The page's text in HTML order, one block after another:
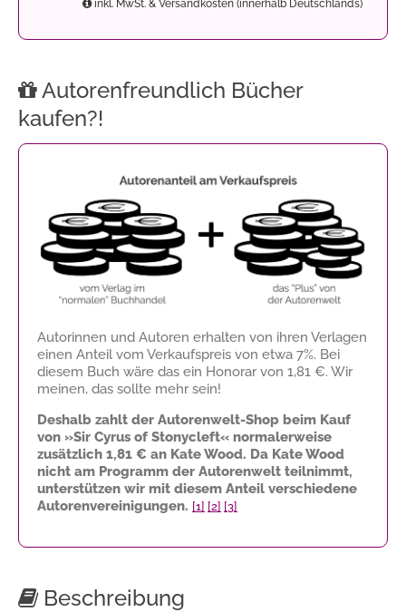
inkl. MwSt. & Versandkosten (innerhalb Deutschlands)
Autorenfreundlich Bücher
kaufen?!
Autorinnen und Autoren erhalten von ihren Verlagen
einen Anteil vom Verkaufspreis von etwa 7%. Bei
diesem Buch wäre das ein Honorar von 1,81 €. Wir
meinen, das sollte mehr sein!
Deshalb zahlt der Autorenwelt-Shop beim Kauf
von »Sir Cyrus of Stonycleft« normalerweise
zusätzlich 1,81 € an Kate Wood. Da Kate Wood
nicht am Programm der Autorenwelt teilnimmt,
unterstützen wir mit diesem Anteil verschiedene
Autorenvereinigungen. [1] [2] [3]
Beschreibung